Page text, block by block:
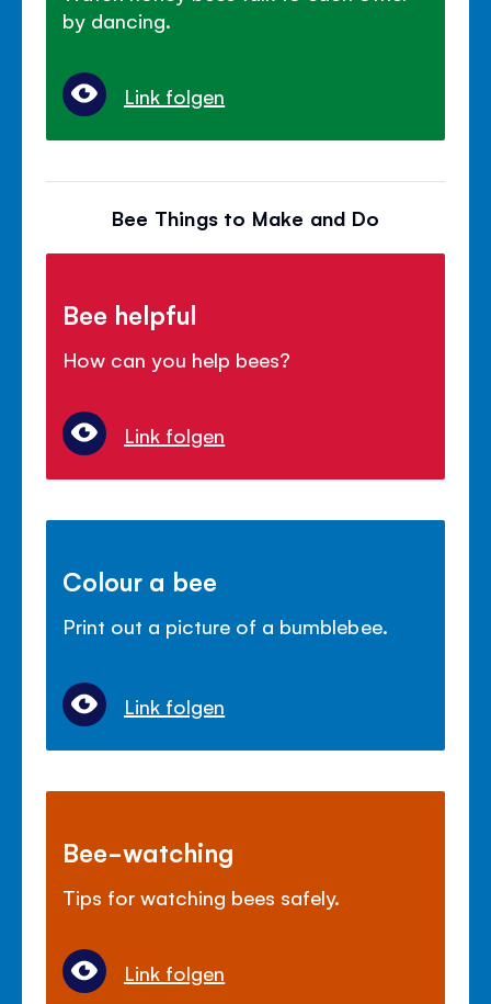
by dancing.
Link folgen
Bee Things to Make and Do
Bee helpful
How can you help bees?
Link folgen
Colour a bee
Print out a picture of a bumblebee.
Link folgen
Bee-watching
Tips for watching bees safely.
Link folgen